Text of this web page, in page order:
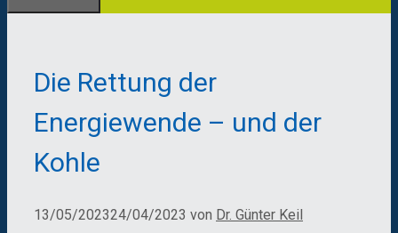
Die Rettung der
Energiewende – und der
Kohle
13/05/202324/04/2023 von Dr. Günter Keil